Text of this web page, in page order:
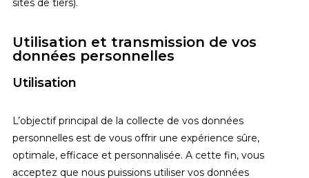
sites de tiers).
Utilisation et transmission de vos
données personnelles
Utilisation
L’objectif principal de la collecte de vos données
personnelles est de vous offrir une expérience sûre,
optimale, efficace et personnalisée. A cette fin, vous
acceptez que nous puissions utiliser vos données